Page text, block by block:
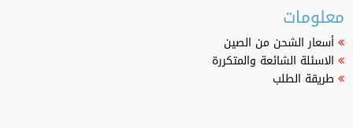
معلومات
أسعار الشحن من الصين
الاسئلة الشائعة والمتكررة
طريقة الطلب